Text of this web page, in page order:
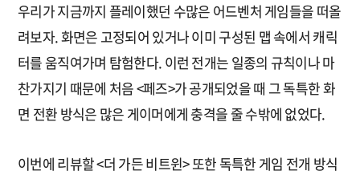
우리가 지금까지 플레이했던 수많은 어드벤처 게임들을 떠올
려보자. 화면은 고정되어 있거나 이미 구성된 맵 속에서 캐릭
터를 움직여가며 탐험한다. 이런 전개는 일종의 규칙이나 마
찬가지기 때문에 처음 <페즈>가 공개되었을 때 그 독특한 화
면 전환 방식은 많은 게이머에게 충격을 줄 수밖에 없었다.
이번에 리뷰할 <더 가든 비트윈> 또한 독특한 게임 전개 방식